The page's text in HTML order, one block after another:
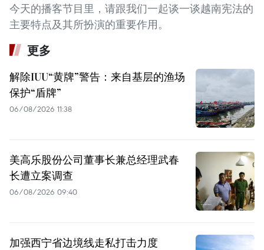
今天的播客节目里，请跟我们一起谈一谈越南宪法的
主要特点及其所扮演的重要作用。
更多
解除IUU“黄牌”警告：来自基层的渔场
保护“盾牌”
06/08/2026 11:38
美高乐股份公司董事长兼总经理武春
长遭立案调查
06/08/2026 09:40
加强西宁省边境线走私打击力度